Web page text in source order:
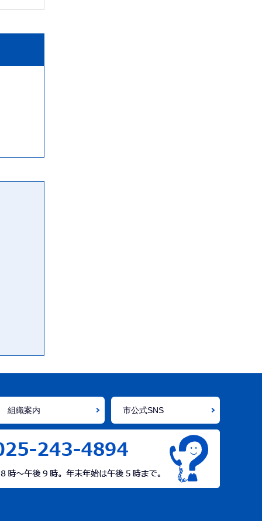
組織案内 市公式SNS